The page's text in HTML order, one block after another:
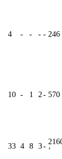
4 - - - - 246
10 - 1 2- 570
33 4 8 3-
ʼ